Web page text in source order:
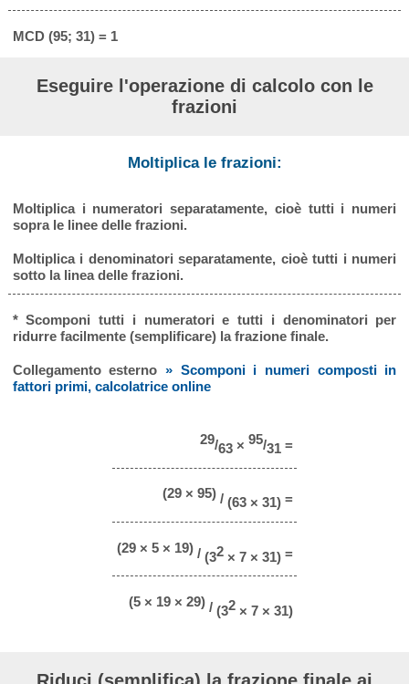
MCD (95; 31) = 1
Eseguire l'operazione di calcolo con le
frazioni
Moltiplica le frazioni:
Moltiplica i numeratori separatamente, cioè tutti i numeri
sopra le linee delle frazioni.
Moltiplica i denominatori separatamente, cioè tutti i numeri
sotto la linea delle frazioni.
* Scomponi tutti i numeratori e tutti i denominatori per
ridurre facilmente (semplificare) la frazione finale.
Collegamento esterno» Scomponi i numeri composti in
fattori primi, calcolatrice online
29/63× 95/31 =
(29 × 95)/ (63 × 31)=
(29 × 5 × 19)/ (32× 7 × 31)=
(5 × 19 × 29)/ (32× 7 × 31)